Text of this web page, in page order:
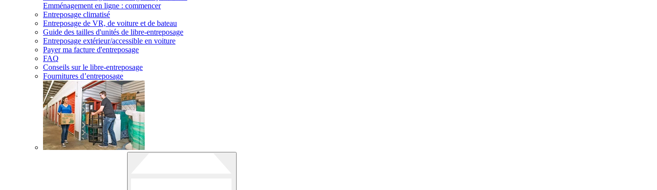
Emménagement en ligne : commencer
Entreposage climatisé
Entreposage de VR, de voiture et de bateau
Guide des tailles d'unités de libre-entreposage
Entreposage extérieur/accessible en voiture
Payer ma facture d'entreposage
FAQ
Conseils sur le libre-entreposage
Fournitures d’entreposage